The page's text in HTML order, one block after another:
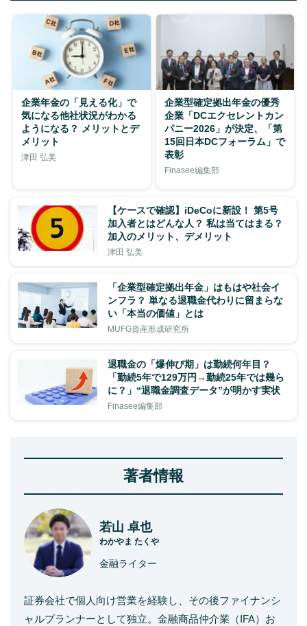
企業年金の「見える化」で
気になる他社状況がわかる
ようになる？ メリットとデ
メリット
津田 弘美
企業型確定拠出年金の優秀
企業「DCエクセレントカン
パニー2026」が決定、「第
15回日本DCフォーラム」で
表彰
Finasee編集部
【ケースで確認】iDeCoに新設！ 第5号
加入者とはどんな人？ 私は当てはまる？
加入のメリット、デメリット
津田 弘美
「企業型確定拠出年金」はもはや社会イ
ンフラ？ 単なる退職金代わりに留まらな
い「本当の価値」とは
MUFG資産形成研究所
退職金の「爆伸び期」は勤続何年目？
「勤続5年で129万円→勤続25年では幾ら
に？」“退職金調査データ”が明かす実状
Finasee編集部
著者情報
若山 卓也
わかやま たくや
金融ライター
証券会社で個人向け営業を経験し、その後ファイナンシ
ャルプランナーとして独立。金融商品仲介業（IFA）お